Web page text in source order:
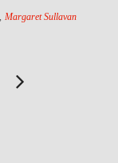
Margaret Sullavan